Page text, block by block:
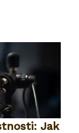
Jak